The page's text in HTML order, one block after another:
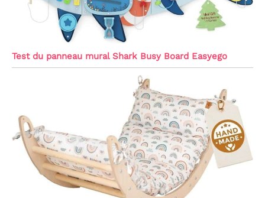
Test du panneau mural Shark Busy Board Easyego